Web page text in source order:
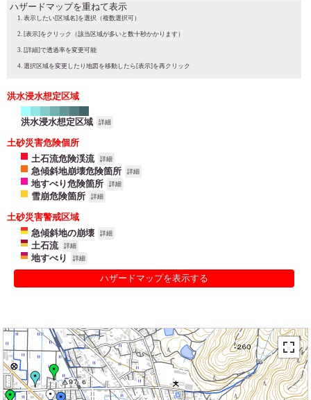
ハザードマップを重ねて表示
表示したい[区域名]を選択（複数選択可）
[表示]をクリック（該当区域が多いと数十秒かかります）
[詳細]で透過率を変更可能
選択区域を変更したり地図を移動したら[表示]を再クリック
洪水浸水想定区域
洪水浸水想定区域 詳細
土砂災害危険個所
土石流危険渓流
詳細
急傾斜地崩壊危険箇所 詳細
地すべり危険箇所 詳細
雪崩危険箇所 詳細
土砂災害警戒区域
急傾斜地の崩壊
詳細
土石流 詳細
地すべり 詳細
ハザードマップを表示する